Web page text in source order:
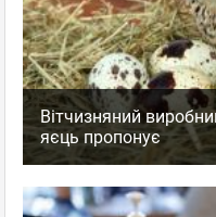
Вітчизняний
яєць пропонує